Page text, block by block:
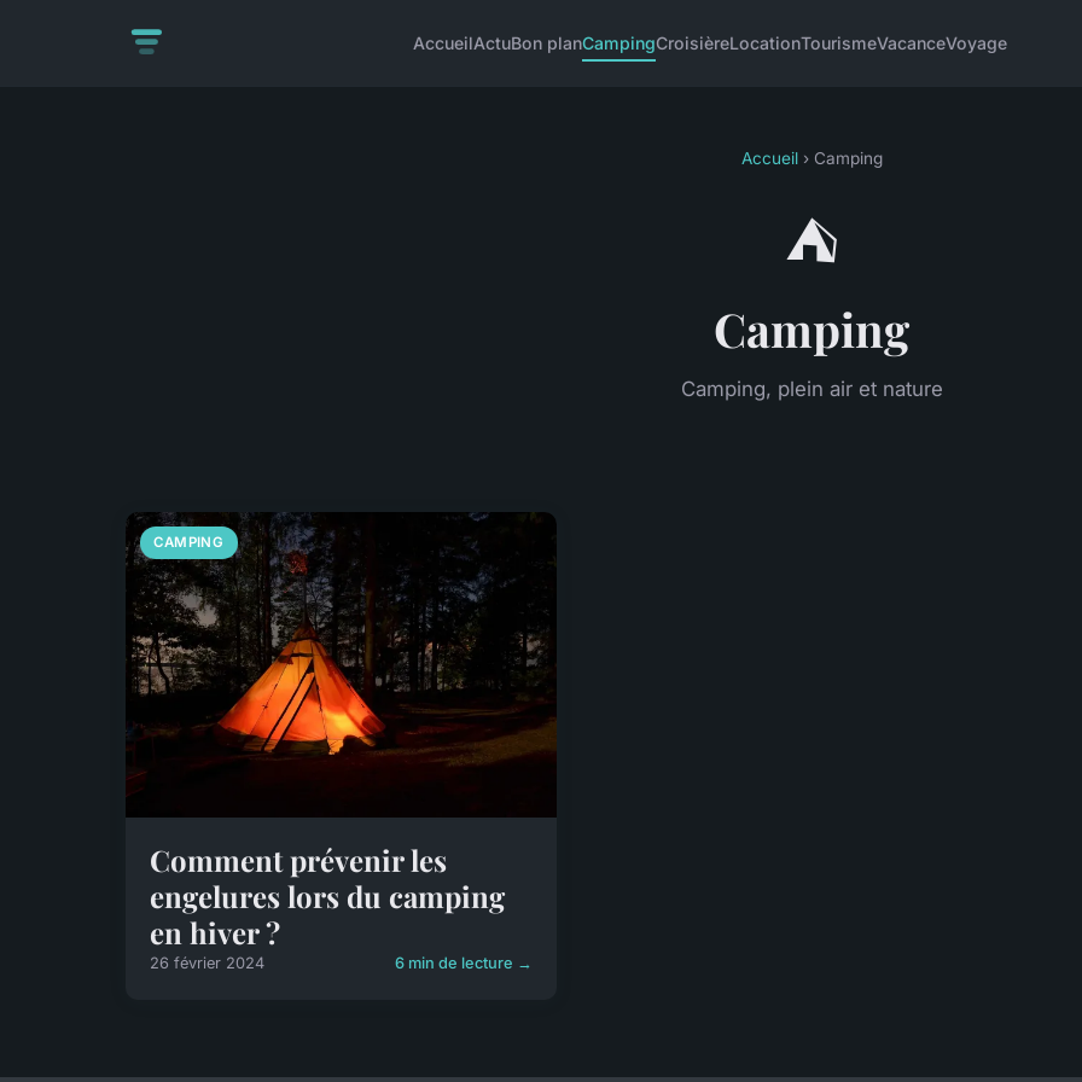
AccueilActuBon planCampingCroisièreLocationTourismeVacanceVoyage
Accueil› Camping
⛺
Camping
Camping, plein air et nature
CAMPING
Comment prévenir les
engelures lors du camping
en hiver ?
26 février 2024 6 min de lecture →